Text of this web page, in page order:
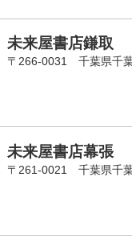
未来屋書店鎌取
〒266-0031 千葉県千
未来屋書店幕張
〒261-0021 千葉県千